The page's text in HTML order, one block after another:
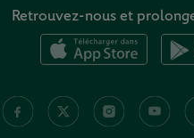
Retrouvez-nous et